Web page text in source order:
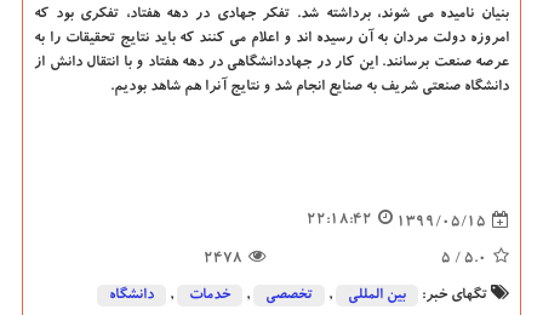
بنیان نامیده می شوند، برداشته شد. تفکر جهادی در دهه هفتاد، تفکری بود که
امروزه دولت مردان به آن رسیده اند و اعلام می کنند که باید نتایج تحقیقات را به
عرصه صنعت برسانند. این کار در جهاددانشگاهی در دهه هفتاد و با انتقال دانش از
دانشگاه صنعتی شریف به صنایع انجام شد و نتایج آنرا هم شاهد بودیم.
1399/05/15
22:18:42
5.0
/ 5
2478
تگهای خبر: بین المللی , تخصصی , خدمات , دانشگاه‌